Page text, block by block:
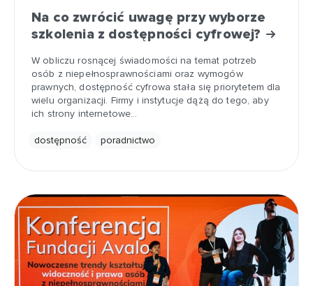
Na co zwrócić uwagę przy wyborze
szkolenia z dostępności cyfrowej?
W obliczu rosnącej świadomości na temat potrzeb
osób z niepełnosprawnościami oraz wymogów
prawnych, dostępność cyfrowa stała się priorytetem dla
wielu organizacji. Firmy i instytucje dążą do tego, aby
ich strony internetowe…
dostępność poradnictwo